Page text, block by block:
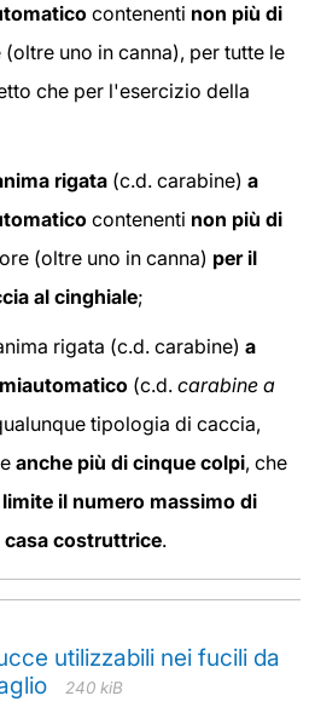
contenenti non più di
uno in canna), per tutte le
che per l'esercizio della
rigata (c.d. carabine) a
contenenti non più di
(oltre uno in canna) per il
al cinghiale;
rigata (c.d. carabine) a
(c.d. carabine a
tipologia di caccia,
anche più di cinque colpi, che
il numero massimo di
costruttrice.
utilizzabili nei fucili da
240 kiB